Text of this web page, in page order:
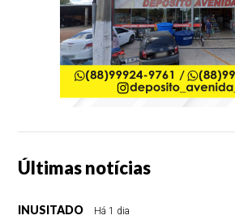
Últimas notícias
INUSITADO Há 1 dia